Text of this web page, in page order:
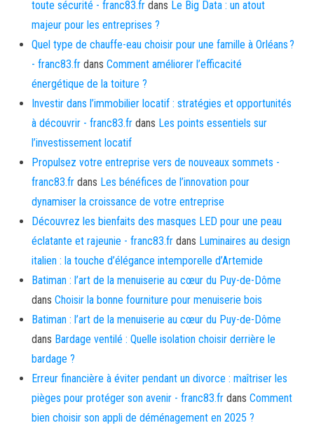
toute sécurité - franc83.fr dans Le Big Data : un atout
majeur pour les entreprises ?
Quel type de chauffe-eau choisir pour une famille à Orléans ?
- franc83.fr dans Comment améliorer l’efficacité
énergétique de la toiture ?
Investir dans l’immobilier locatif : stratégies et opportunités
à découvrir - franc83.fr dans Les points essentiels sur
l’investissement locatif
Propulsez votre entreprise vers de nouveaux sommets -
franc83.fr dans Les bénéfices de l’innovation pour
dynamiser la croissance de votre entreprise
Découvrez les bienfaits des masques LED pour une peau
éclatante et rajeunie - franc83.fr dans Luminaires au design
italien : la touche d’élégance intemporelle d’Artemide
Batiman : l’art de la menuiserie au cœur du Puy-de-Dôme
dans Choisir la bonne fourniture pour menuiserie bois
Batiman : l’art de la menuiserie au cœur du Puy-de-Dôme
dans Bardage ventilé : Quelle isolation choisir derrière le
bardage ?
Erreur financière à éviter pendant un divorce : maîtriser les
pièges pour protéger son avenir - franc83.fr dans Comment
bien choisir son appli de déménagement en 2025 ?